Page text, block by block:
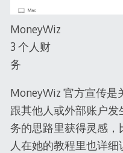
MoneyWiz
3 个人财
务
MoneyWiz 官方宣传是
跟其他人或外部账户
务的思路里获得灵感，
人在她的教程里也详细